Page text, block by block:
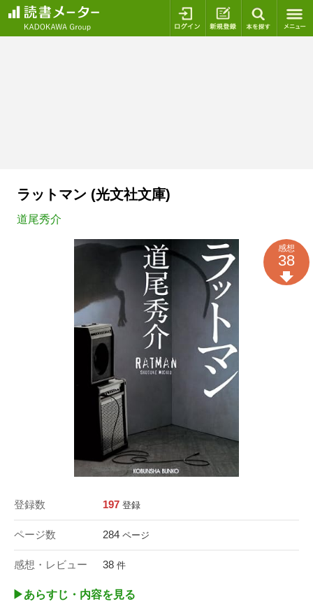
ログイン 新規登録
ラットマン (光文社文庫)
道尾秀介
登録数 197 登録
ページ数 284 ページ
感想・レビュー 38 件
感想
38
▶︎あらすじ・内容を見る